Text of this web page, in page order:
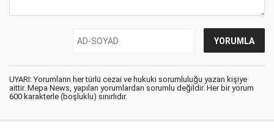
UYARI: Yorumların her türlü cezai ve hukuki sorumluluğu yazan kişiye
aittir. Mepa News, yapılan yorumlardan sorumlu değildir. Her bir yorum
600 karakterle (boşluklu) sınırlıdır.